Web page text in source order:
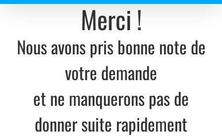
Merci !
Nous avons pris bonne note de
votre demande
et ne manquerons pas de
donner suite rapidement